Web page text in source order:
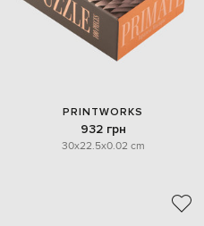
PRINTWORKS
932 грн
30x22.5x0.02 cm